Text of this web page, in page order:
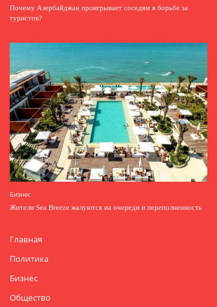
Почему Азербайджан проигрывает соседям в борьбе за
туристов?
Бизнес
Жители Sea Breeze жалуются на очереди и переполненность
Главная
Политика
Бизнес
Общество